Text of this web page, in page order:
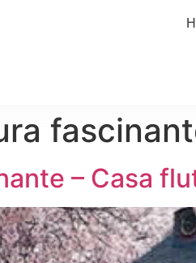
– Casa